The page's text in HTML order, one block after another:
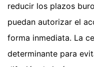
reducir los plazos
puedan autorizar el
forma inmediata. La
determinante para